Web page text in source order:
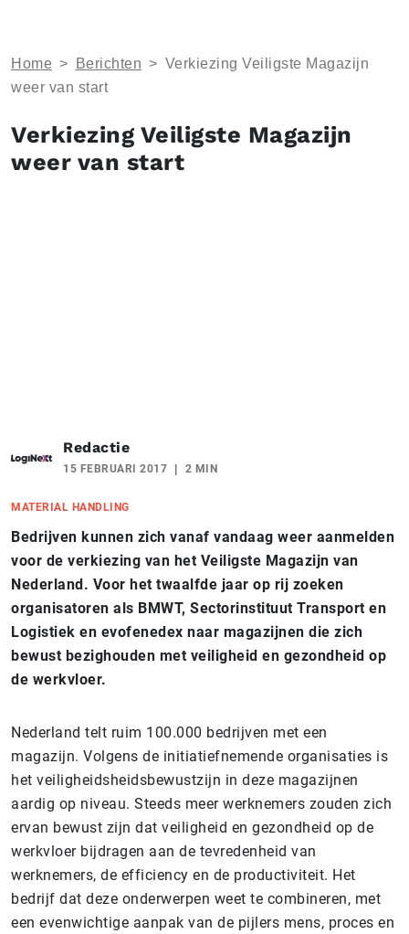
Home > Berichten > Verkiezing Veiligste Magazijn
weer van start
Verkiezing Veiligste Magazijn
weer van start
Redactie
15 FEBRUARI 2017 2 MIN
MATERIAL HANDLING
Bedrijven kunnen zich vanaf vandaag weer aanmelden
voor de verkiezing van het Veiligste Magazijn van
Nederland. Voor het twaalfde jaar op rij zoeken
organisatoren als BMWT, Sectorinstituut Transport en
Logistiek en evofenedex naar magazijnen die zich
bewust bezighouden met veiligheid en gezondheid op
de werkvloer.
Nederland telt ruim 100.000 bedrijven met een
magazijn. Volgens de initiatiefnemende organisaties is
het veiligheidsheidsbewustzijn in deze magazijnen
aardig op niveau. Steeds meer werknemers zouden zich
ervan bewust zijn dat veiligheid en gezondheid op de
werkvloer bijdragen aan de tevredenheid van
werknemers, de efficiency en de productiviteit. Het
bedrijf dat deze onderwerpen weet te combineren, met
een evenwichtige aanpak van de pijlers mens, proces en